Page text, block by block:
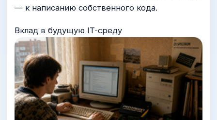
— к написанию собственного кода.
Вклад в будущую IT-среду